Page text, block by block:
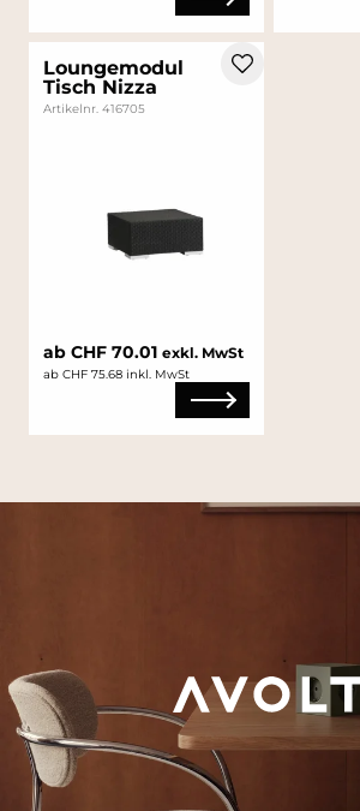
Loungemodul
Tisch Nizza
Artikelnr. 416705
ab CHF 70.01 exkl. MwSt
ab CHF 75.68 inkl. MwSt